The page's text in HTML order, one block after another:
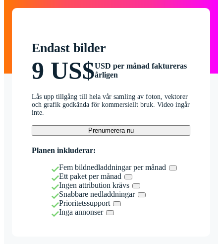
Endast bilder
9 US$USD per månad faktureras
årligen
Lås upp tillgång till hela vår samling av foton, vektorer
och grafik godkända för kommersiellt bruk. Video ingår
inte.
Prenumerera nu
Planen inkluderar:
Fem bildnedladdningar per månad
Ett paket per månad
Ingen attribution krävs
Snabbare nedladdningar
Prioritetssupport
Inga annonser